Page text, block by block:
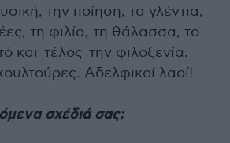
την ποίηση, τα γλέντια,
τη φιλία, τη θάλασσα, το
και τέλος την φιλοξενία.
Αδελφικοί λαοί!
σχέδιά σας;